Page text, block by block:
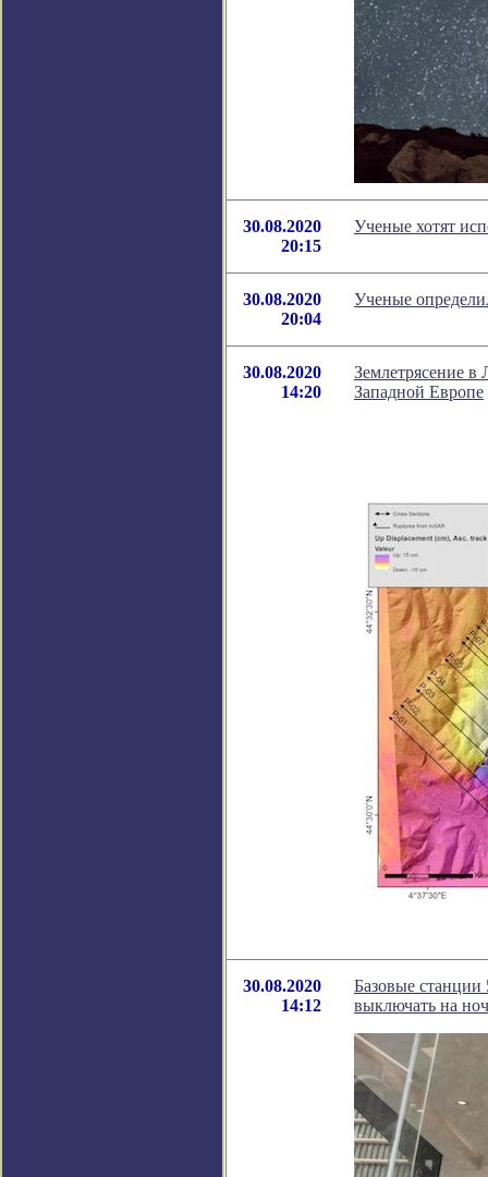
30.08.2020
20:15
Ученые хотят
30.08.2020
20:04
Ученые
30.08.2020
14:20
Землетрясение в
Западной Европе
30.08.2020
14:12
Базовые станции
выключать на